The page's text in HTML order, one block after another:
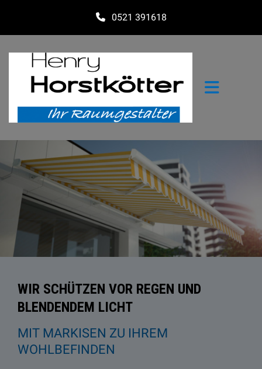
0521 391618
WIR SCHÜTZEN VOR REGEN UND
BLENDENDEM LICHT
MIT MARKISEN ZU IHREM
WOHLBEFINDEN